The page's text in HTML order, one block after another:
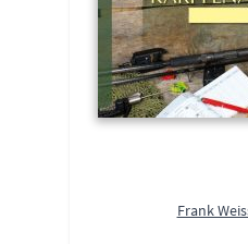
Frank